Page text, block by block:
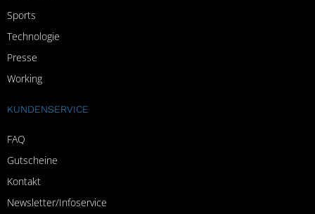
Sports
Technologie
Presse
Working
KUNDENSERVICE
FAQ
Gutscheine
Kontakt
Newsletter/Infoservice